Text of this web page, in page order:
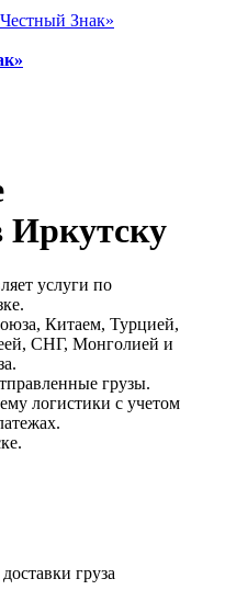
Знак»
Иркутску
услуги по
Китаем, Турцией,
СНГ, Монголией и
грузы.
логистики с учетом
груза